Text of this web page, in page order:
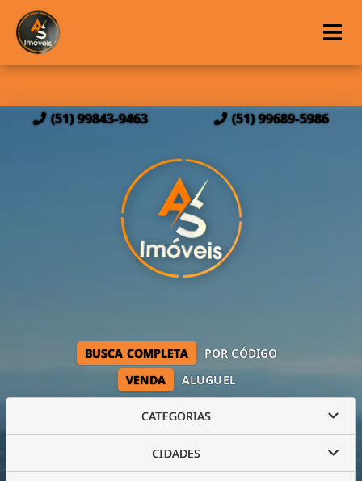
(51) 99843-9463 (51) 99689-5986
VENDA ALUGUEL
BUSCA COMPLETA POR CÓDIGO
CATEGORIAS
CIDADES